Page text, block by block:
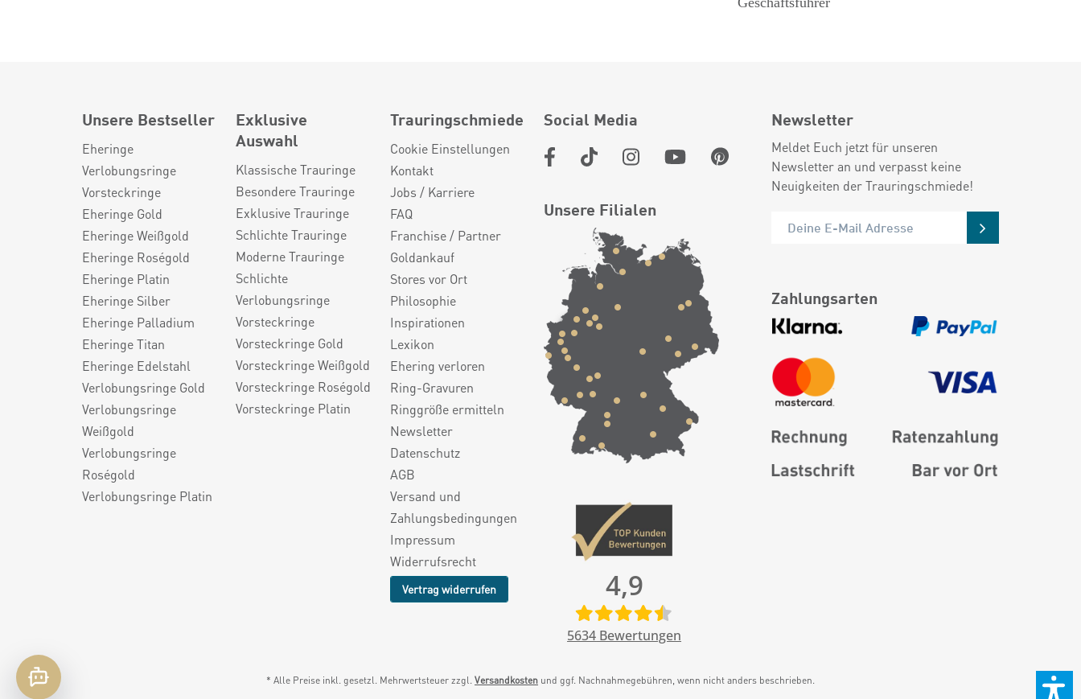
Unsere Bestseller
Eheringe
Verlobungsringe
Vorsteckringe
Eheringe Gold
Eheringe Weißgold
Eheringe Roségold
Eheringe Platin
Eheringe Silber
Eheringe Palladium
Eheringe Titan
Eheringe Edelstahl
Verlobungsringe Gold
Verlobungsringe
Weißgold
Verlobungsringe
Roségold
Verlobungsringe Platin
Exklusive
Auswahl
Klassische Trauringe
Besondere Trauringe
Exklusive Trauringe
Schlichte Trauringe
Moderne Trauringe
Schlichte
Verlobungsringe
Vorsteckringe
Vorsteckringe Gold
Vorsteckringe Weißgold
Vorsteckringe Roségold
Vorsteckringe Platin
Trauringschmiede
Cookie Einstellungen
Kontakt
Jobs / Karriere
FAQ
Franchise / Partner
Goldankauf
Stores vor Ort
Philosophie
Inspirationen
Lexikon
Ehering verloren
Ring-Gravuren
Ringgröße ermitteln
Newsletter
Datenschutz
AGB
Versand und
Zahlungsbedingungen
Impressum
Widerrufsrecht
Vertrag widerrufen
Social Media
Unsere Filialen
4,9
5634 Bewertungen
Newsletter
Meldet Euch jetzt für unseren
Newsletter an und verpasst keine
Neuigkeiten der Trauringschmiede!
Zahlungsarten
* Alle Preise inkl. gesetzl. Mehrwertsteuer zzgl. Versandkosten und ggf. Nachnahmegebühren, wenn nicht anders beschrieben.